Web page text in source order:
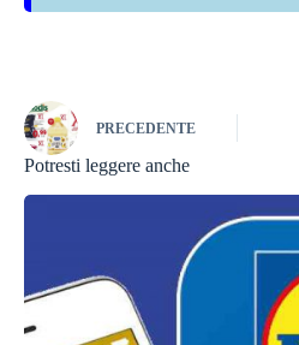
PRECEDENTE
Potresti leggere anche